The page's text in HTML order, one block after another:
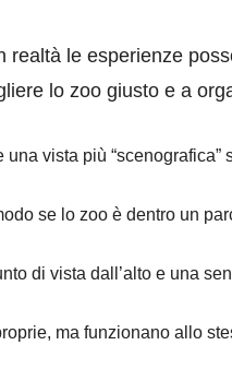
realtà le esperienze
lo zoo giusto e a
vista più “scenografica”
se lo zoo è dentro un
di vista dall’alto e una
ma funzionano allo